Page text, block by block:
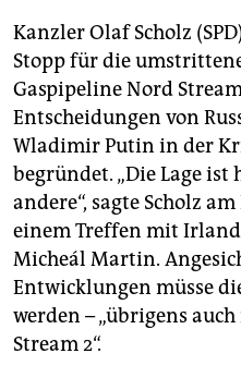
Kanzler Olaf Scholz
Stopp für die
Gaspipeline Nord
Entscheidungen von
Wladimir Putin in der
begründet. „Die Lage
andere“, sagte Scholz
einem Treffen mit
Micheál Martin.
Entwicklungen müsse
werden – „übrigens
Stream 2“.